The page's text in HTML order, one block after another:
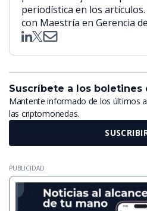
periodística en los
con Maestría en Gerencia
Suscríbete a los boletines
Mantente informado de los últimos
las criptomonedas.
PUBLICIDAD